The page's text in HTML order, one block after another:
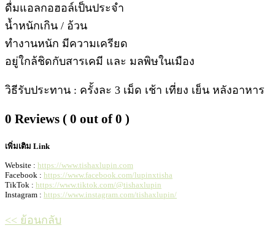
ดื่มแอลกอฮอล์เป็นประจำ
น้ำหนักเกิน / อ้วน
ทำงานหนัก มีความเครียด
อยู่ใกล้ชิดกับสารเคมี และ มลพิษในเมือง
วิธีรับประทาน : ครั้งละ 3 เม็ด เช้า เที่ยง เย็น หลังอาหาร
0 Reviews ( 0 out of 0 )
เพิ่มเติม Link
Website : https://www.tishaxlupin.com
Facebook : https://www.facebook.com/lupinxtisha
TikTok : https://www.tiktok.com/@tishaxlupin
Instagram : https://www.instagram.com/tishaxlupin/
<< ย้อนกลับ